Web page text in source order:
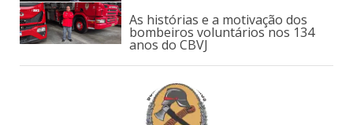
As histórias e a motivação dos
bombeiros voluntários nos 134
anos do CBVJ